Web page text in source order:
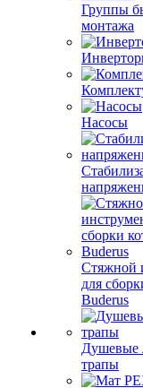
Группы
монтажа
Насосы
Стяжной
для
Buderus
Душевые
трапы